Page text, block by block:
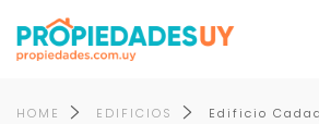
HOME EDIFICIOS Edificio